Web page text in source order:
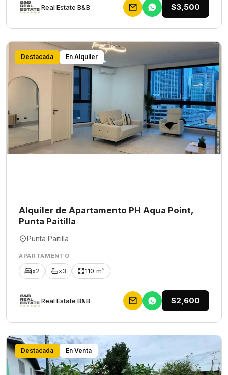
Rеаl Еstаtе В&В $3,500
Destacada En Alquiler
Alquiler de Apartamento PH Aqua Point,
Punta Paitilla
Punta Paitilla
APARTAMENTO
x2 x3 110 m²
Rеаl Еstаtе В&В $2,600
Destacada En Venta